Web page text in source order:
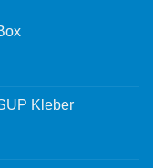
Kleber